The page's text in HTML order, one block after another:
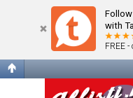
with
FREE -
Удалить cookies